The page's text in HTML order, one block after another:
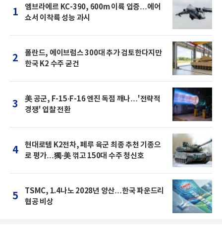
1
엠브라에르 KC-390, 600m 이륙 입증…에어
쇼서 이착륙 성능 과시
2
폴란드, 에이브럼스 300대 추가 검토한다지만
한국 K2 수주 굳건
3
美 공군, F-15·F-16 엔진 독점 깨나…'전략적
경쟁' 입찰 전환
4
현대로템 K2전차, 페루 육군 최종 추천 기종으
로 평가…獨·美 꺾고 150대 수주 청신호
5
TSMC, 1.4나노 2028년 양산…한국 파운드리
협공 비상